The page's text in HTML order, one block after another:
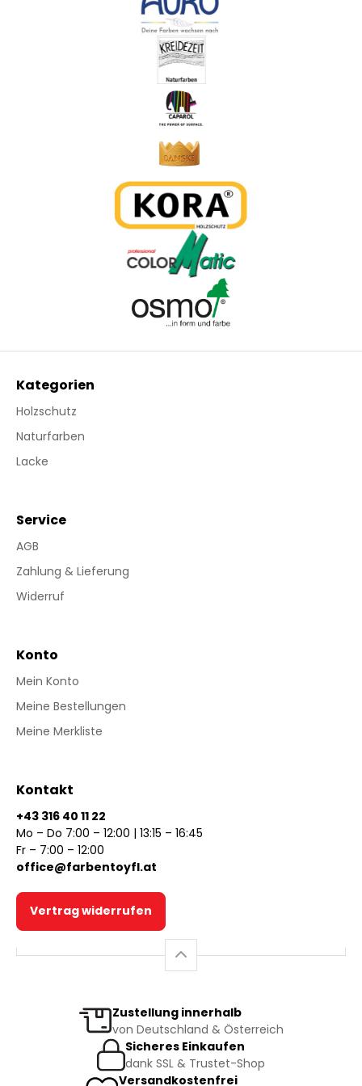
Kategorien
Holzschutz
Naturfarben
Lacke
Service
AGB
Zahlung & Lieferung
Widerruf
Konto
Mein Konto
Meine Bestellungen
Meine Merkliste
Kontakt
+43 316 40 11 22
Mo – Do 7:00 – 12:00 | 13:15 – 16:45
Fr – 7:00 – 12:00
office@farbentoyfl.at
Vertrag widerrufen
Zustellung innerhalb
von Deutschland & Österreich
Sicheres Einkaufen
dank SSL & Trustet-Shop
Versandkostenfrei